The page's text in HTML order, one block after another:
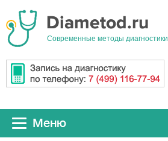
Cовременные методы диагностики
Меню